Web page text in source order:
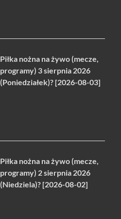
Piłka nożna na żywo (mecze,
programy) 3 sierpnia 2026
(Poniedziałek)? [2026-08-03]
Piłka nożna na żywo (mecze,
programy) 2 sierpnia 2026
(Niedziela)? [2026-08-02]